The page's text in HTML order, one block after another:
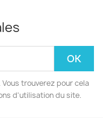
trouverez pour cela
d'utilisation du site.